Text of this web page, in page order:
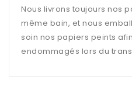
Nous livrons toujours nos
même bain, et nous
soin nos papiers peints
endommagés lors du